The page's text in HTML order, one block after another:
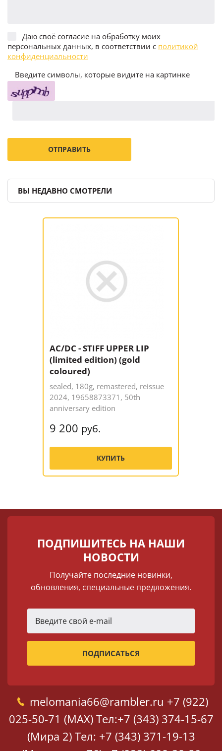
Даю своё согласие на обработку моих
персональных данных, в соответствии с политикой
конфиденциальности
Введите символы, которые видите на картинке
ВЫ НЕДАВНО СМОТРЕЛИ
AC/DC - STIFF UPPER LIP
(limited edition) (gold
coloured)
sealed, 180g, remastered, reissue
2024, 19658873371, 50th
anniversary edition
9 200 руб.
КУПИТЬ
ПОДПИШИТЕСЬ НА НАШИ
НОВОСТИ
Получайте последние новинки,
обновления, специальные предложения.
melomania66@rambler.ru +7 (922)
025-50-71 (MAX) Тел:+7 (343) 374-15-67
(Мира 2) Тел: +7 (343) 371-19-13